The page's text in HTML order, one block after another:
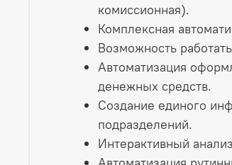
комиссионная).
Комплексная
Возможность
Автоматизация
денежных средств.
Создание единого
подразделений.
Интерактивный